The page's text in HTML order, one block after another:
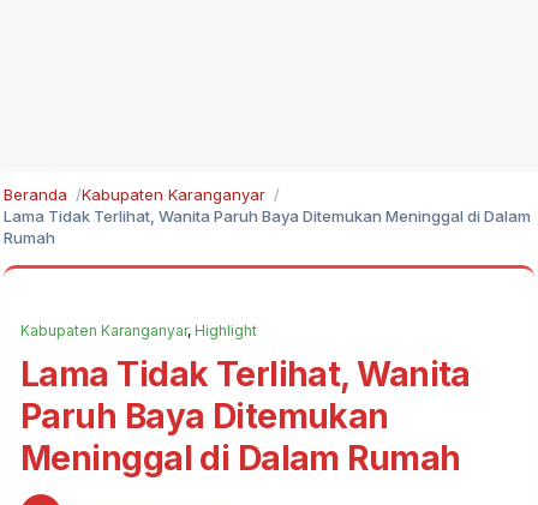
Beranda
Kabupaten Karanganyar
Lama Tidak Terlihat, Wanita Paruh Baya Ditemukan Meninggal di Dalam
Rumah
Kabupaten Karanganyar, Highlight
Lama Tidak Terlihat, Wanita
Paruh Baya Ditemukan
Meninggal di Dalam Rumah